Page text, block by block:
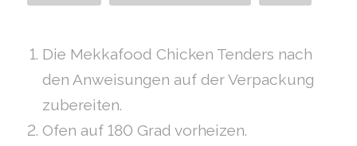
Die Mekkafood Chicken Tenders nach
den Anweisungen auf der Verpackung
zubereiten.
Ofen auf 180 Grad vorheizen.